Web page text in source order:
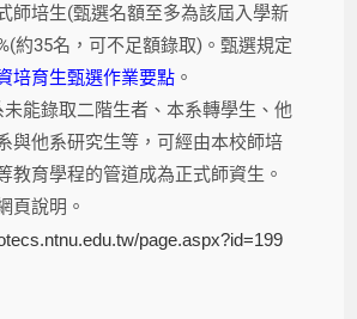
師培生(甄選名額至多為該屆入學新
約35名，可不足額錄取)。甄選規定
培育生甄選作業要點 。
能錄取二階生者、本系轉學生、他
與他系研究生等，可經由本校師培
教育學程的管道成為正式師資生。
頁說明。
page.aspx?id=199